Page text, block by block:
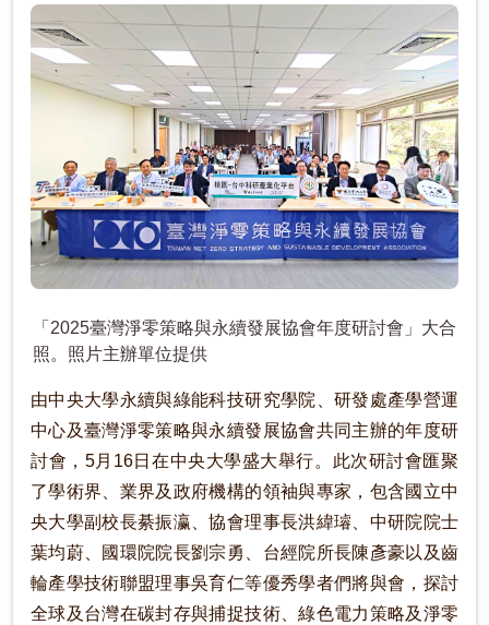
「2025臺灣淨零策略與永續發展協會年度研討會」大合
照。照片主辦單位提供
由中央大學永續與綠能科技研究學院、研發處產學營運
中心及臺灣淨零策略與永續發展協會共同主辦的年度研
討會，5月16日在中央大學盛大舉行。此次研討會匯聚
了學術界、業界及政府機構的領袖與專家，包含國立中
央大學副校長綦振瀛、協會理事長洪緯璿、中研院院士
葉均蔚、國環院院長劉宗勇、台經院所長陳彥豪以及齒
輪產學技術聯盟理事吳育仁等優秀學者們將與會，探討
全球及台灣在碳封存與捕捉技術、綠色電力策略及淨零